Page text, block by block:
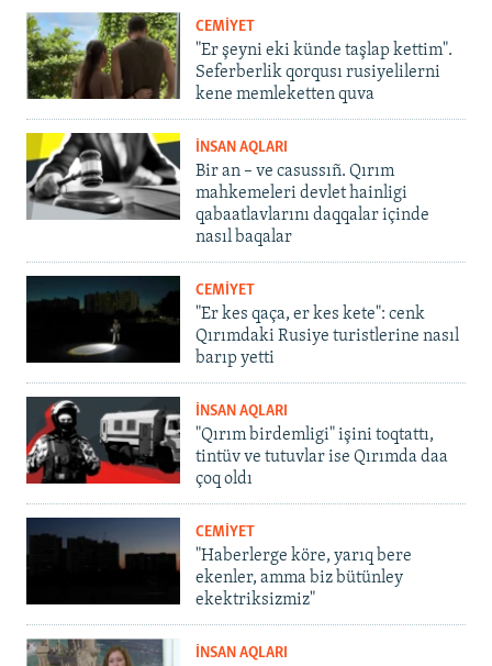
CEMİYET
"Er şeyni eki künde taşlap kettim".
Seferberlik qorqusı rusiyelilerni
kene memleketten quva
İNSAN AQLARI
Bir an – ve casussıñ. Qırım
mahkemeleri devlet hainligi
qabaatlavlarını daqqalar içinde
nasıl baqalar
CEMİYET
"Er kes qaça, er kes kete": cenk
Qırımdaki Rusiye turistlerine nasıl
barıp yetti
İNSAN AQLARI
"Qırım birdemligi" işini toqtattı,
tintüv ve tutuvlar ise Qırımda daa
çoq oldı
CEMİYET
"Haberlerge köre, yarıq bere
ekenler, amma biz bütünley
ekektriksizmiz"
İNSAN AQLARI